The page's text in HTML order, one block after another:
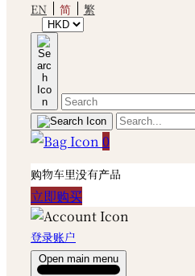
EN 简 繁
0
购物车里没有产品
立即购买
登录账户
Open main menu